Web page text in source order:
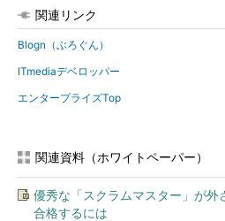
関連リンク
Blogn（ぶろぐん）
ITmediaデベロッパー
エンタープライズTop
関連資料（ホワイトペーパー）
優秀な「スクラムマスター」が外
合格するには